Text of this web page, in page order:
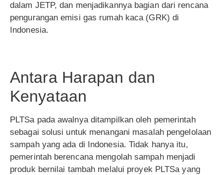
dalam JETP, dan menjadikannya bagian dari rencana
pengurangan emisi gas rumah kaca (GRK) di
Indonesia.
Antara Harapan dan
Kenyataan
PLTSa pada awalnya ditampilkan oleh pemerintah
sebagai solusi untuk menangani masalah pengelolaan
sampah yang ada di Indonesia. Tidak hanya itu,
pemerintah berencana mengolah sampah menjadi
produk bernilai tambah melalui proyek PLTSa yang